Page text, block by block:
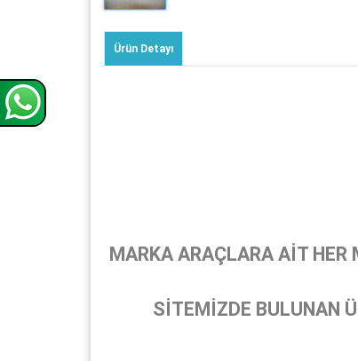
Ürün Detayı
MARKA ARAÇLARA AİT HER
SİTEMİZDE BULUNAN